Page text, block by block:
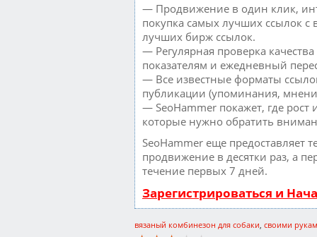
— Продвижение в один клик,
покупка самых лучших ссылок с
лучших бирж ссылок.
— Регулярная проверка
показателям и ежедневный
— Все известные форматы
публикации (упоминания,
— SeoHammer покажет, где рост
которые нужно обратить
SeoHammer еще предоставляет
продвижение в десятки раз, а
течение первых 7 дней.
Зарегистрироваться и
вязаный комбинезон для собаки своими